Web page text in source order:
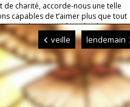
de charité, accorde-nous une telle
capables de t’aimer plus que tout
de toi. Par Jésus, le Christ,
veille lendemain